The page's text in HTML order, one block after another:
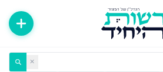
— רשות היחיד ✕